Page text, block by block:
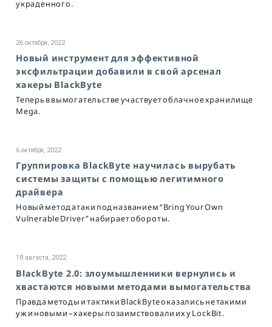
украденного.
26 октября, 2022
Новый инструмент для эффективной
эксфильтрации добавили в свой арсенал
хакеры BlackByte
Теперь в вымогательстве участвует облачное хранилище
Mega.
6 октября, 2022
Группировка BlackByte научилась вырубать
системы защиты с помощью легитимного
драйвера
Новый метод атаки под названием “Bring Your Own
Vulnerable Driver” набирает обороты.
18 августа, 2022
BlackByte 2.0: злоумышленники вернулись и
хвастаются новыми методами вымогательства
Правда методы и тактики BlackByte оказались не такими
уж и новыми – хакеры позаимствовали их у LockBit.